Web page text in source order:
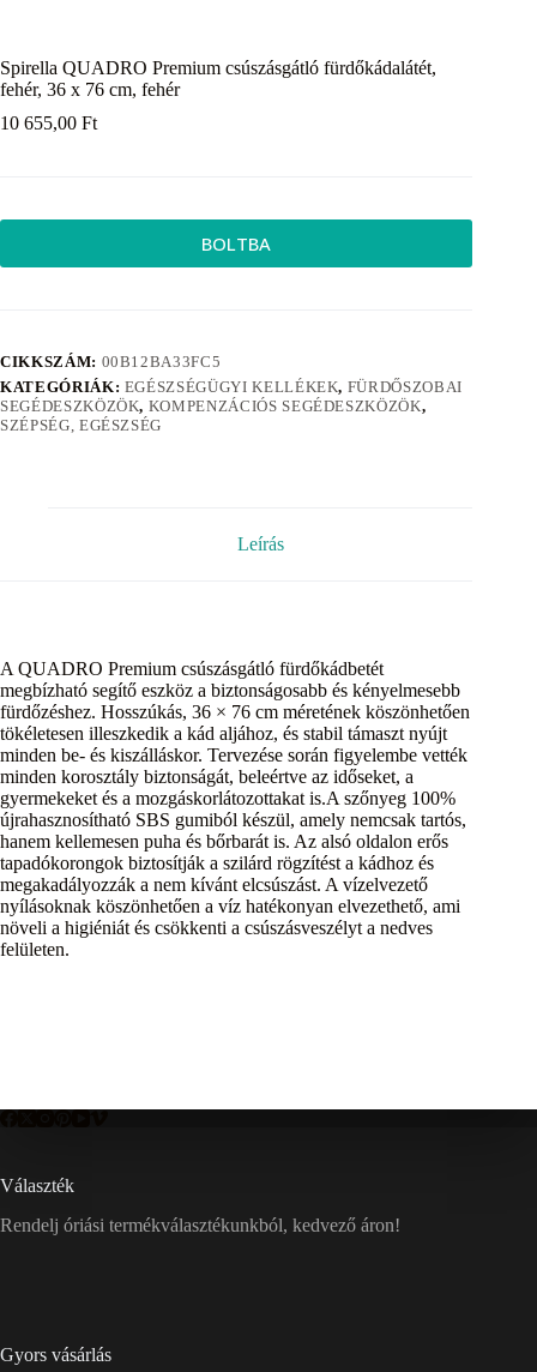
Spirella QUADRO Premium csúszásgátló fürdőkádalátét,
fehér, 36 x 76 cm, fehér
10 655,00 Ft
BOLTBA
CIKKSZÁM: 00B12BA33FC5
KATEGÓRIÁK: EGÉSZSÉGÜGYI KELLÉKEK, FÜRDŐSZOBAI
SEGÉDESZKÖZÖK, KOMPENZÁCIÓS SEGÉDESZKÖZÖK,
SZÉPSÉG, EGÉSZSÉG
Leírás
A QUADRO Premium csúszásgátló fürdőkádbetét
megbízható segítő eszköz a biztonságosabb és kényelmesebb
fürdőzéshez. Hosszúkás, 36 × 76 cm méretének köszönhetően
tökéletesen illeszkedik a kád aljához, és stabil támaszt nyújt
minden be- és kiszálláskor. Tervezése során figyelembe vették
minden korosztály biztonságát, beleértve az időseket, a
gyermekeket és a mozgáskorlátozottakat is.A szőnyeg 100%
újrahasznosítható SBS gumiból készül, amely nemcsak tartós,
hanem kellemesen puha és bőrbarát is. Az alsó oldalon erős
tapadókorongok biztosítják a szilárd rögzítést a kádhoz és
megakadályozzák a nem kívánt elcsúszást. A vízelvezető
nyílásoknak köszönhetően a víz hatékonyan elvezethető, ami
növeli a higiéniát és csökkenti a csúszásveszélyt a nedves
felületen.
Választék
Rendelj óriási termékválasztékunkból, kedvező áron!
Gyors vásárlás